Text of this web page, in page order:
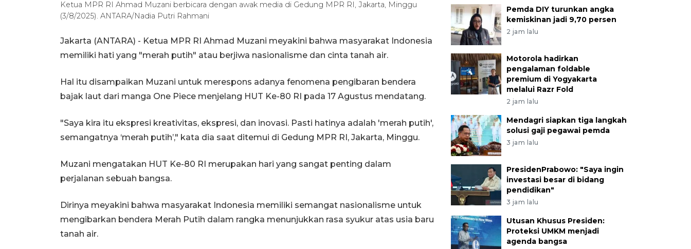
Ketua MPR RI Ahmad Muzani berbicara dengan awak media di Gedung MPR RI, Jakarta, Minggu
(3/8/2025). ANTARA/Nadia Putri Rahmani
Jakarta (ANTARA) - Ketua MPR RI Ahmad Muzani meyakini bahwa masyarakat Indonesia
memiliki hati yang "merah putih" atau berjiwa nasionalisme dan cinta tanah air.
Hal itu disampaikan Muzani untuk merespons adanya fenomena pengibaran bendera
bajak laut dari manga One Piece menjelang HUT Ke-80 RI pada 17 Agustus mendatang.
"Saya kira itu ekspresi kreativitas, ekspresi, dan inovasi. Pasti hatinya adalah 'merah putih',
semangatnya ‘merah putih’," kata dia saat ditemui di Gedung MPR RI, Jakarta, Minggu.
Muzani mengatakan HUT Ke-80 RI merupakan hari yang sangat penting dalam
perjalanan sebuah bangsa.
Dirinya meyakini bahwa masyarakat Indonesia memiliki semangat nasionalisme untuk
mengibarkan bendera Merah Putih dalam rangka menunjukkan rasa syukur atas usia baru
tanah air.
Pemda DIY turunkan angka
kemiskinan jadi 9,70 persen
2 jam lalu
Motorola hadirkan
pengalaman foldable
premium di Yogyakarta
melalui Razr Fold
2 jam lalu
Mendagri siapkan tiga langkah
solusi gaji pegawai pemda
3 jam lalu
PresidenPrabowo: "Saya ingin
investasi besar di bidang
pendidikan"
3 jam lalu
Utusan Khusus Presiden:
Proteksi UMKM menjadi
agenda bangsa